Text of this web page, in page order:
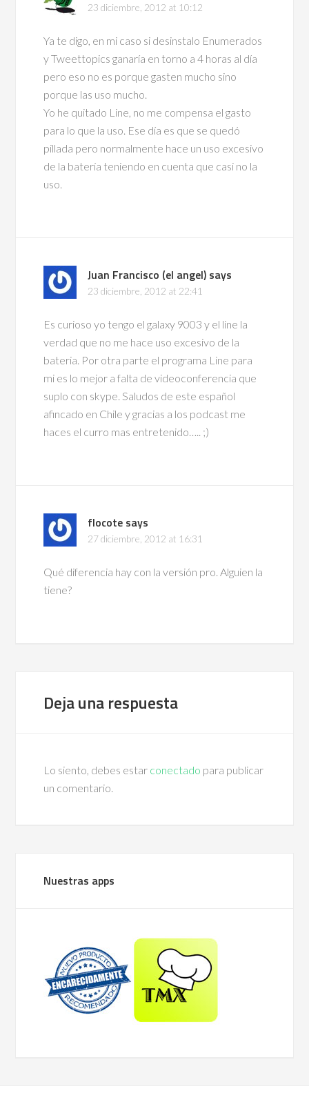
23 diciembre, 2012 at 10:12
Ya te digo, en mi caso si desinstalo Enumerados
y Tweettopics ganaría en torno a 4 horas al día
pero eso no es porque gasten mucho sino
porque las uso mucho.
Yo he quitado Line, no me compensa el gasto
para lo que la uso. Ese día es que se quedó
pillada pero normalmente hace un uso excesivo
de la batería teniendo en cuenta que casi no la
uso.
Juan Francisco (el angel) says
23 diciembre, 2012 at 22:41
Es curioso yo tengo el galaxy 9003 y el line la
verdad que no me hace uso excesivo de la
bateria. Por otra parte el programa Line para
mi es lo mejor a falta de videoconferencia que
suplo con skype. Saludos de este español
afincado en Chile y gracias a los podcast me
haces el curro mas entretenido….. ;)
flocote says
27 diciembre, 2012 at 16:31
Qué diferencia hay con la versión pro. Alguien la
tiene?
Deja una respuesta
Lo siento, debes estar conectado para publicar
un comentario.
Nuestras apps